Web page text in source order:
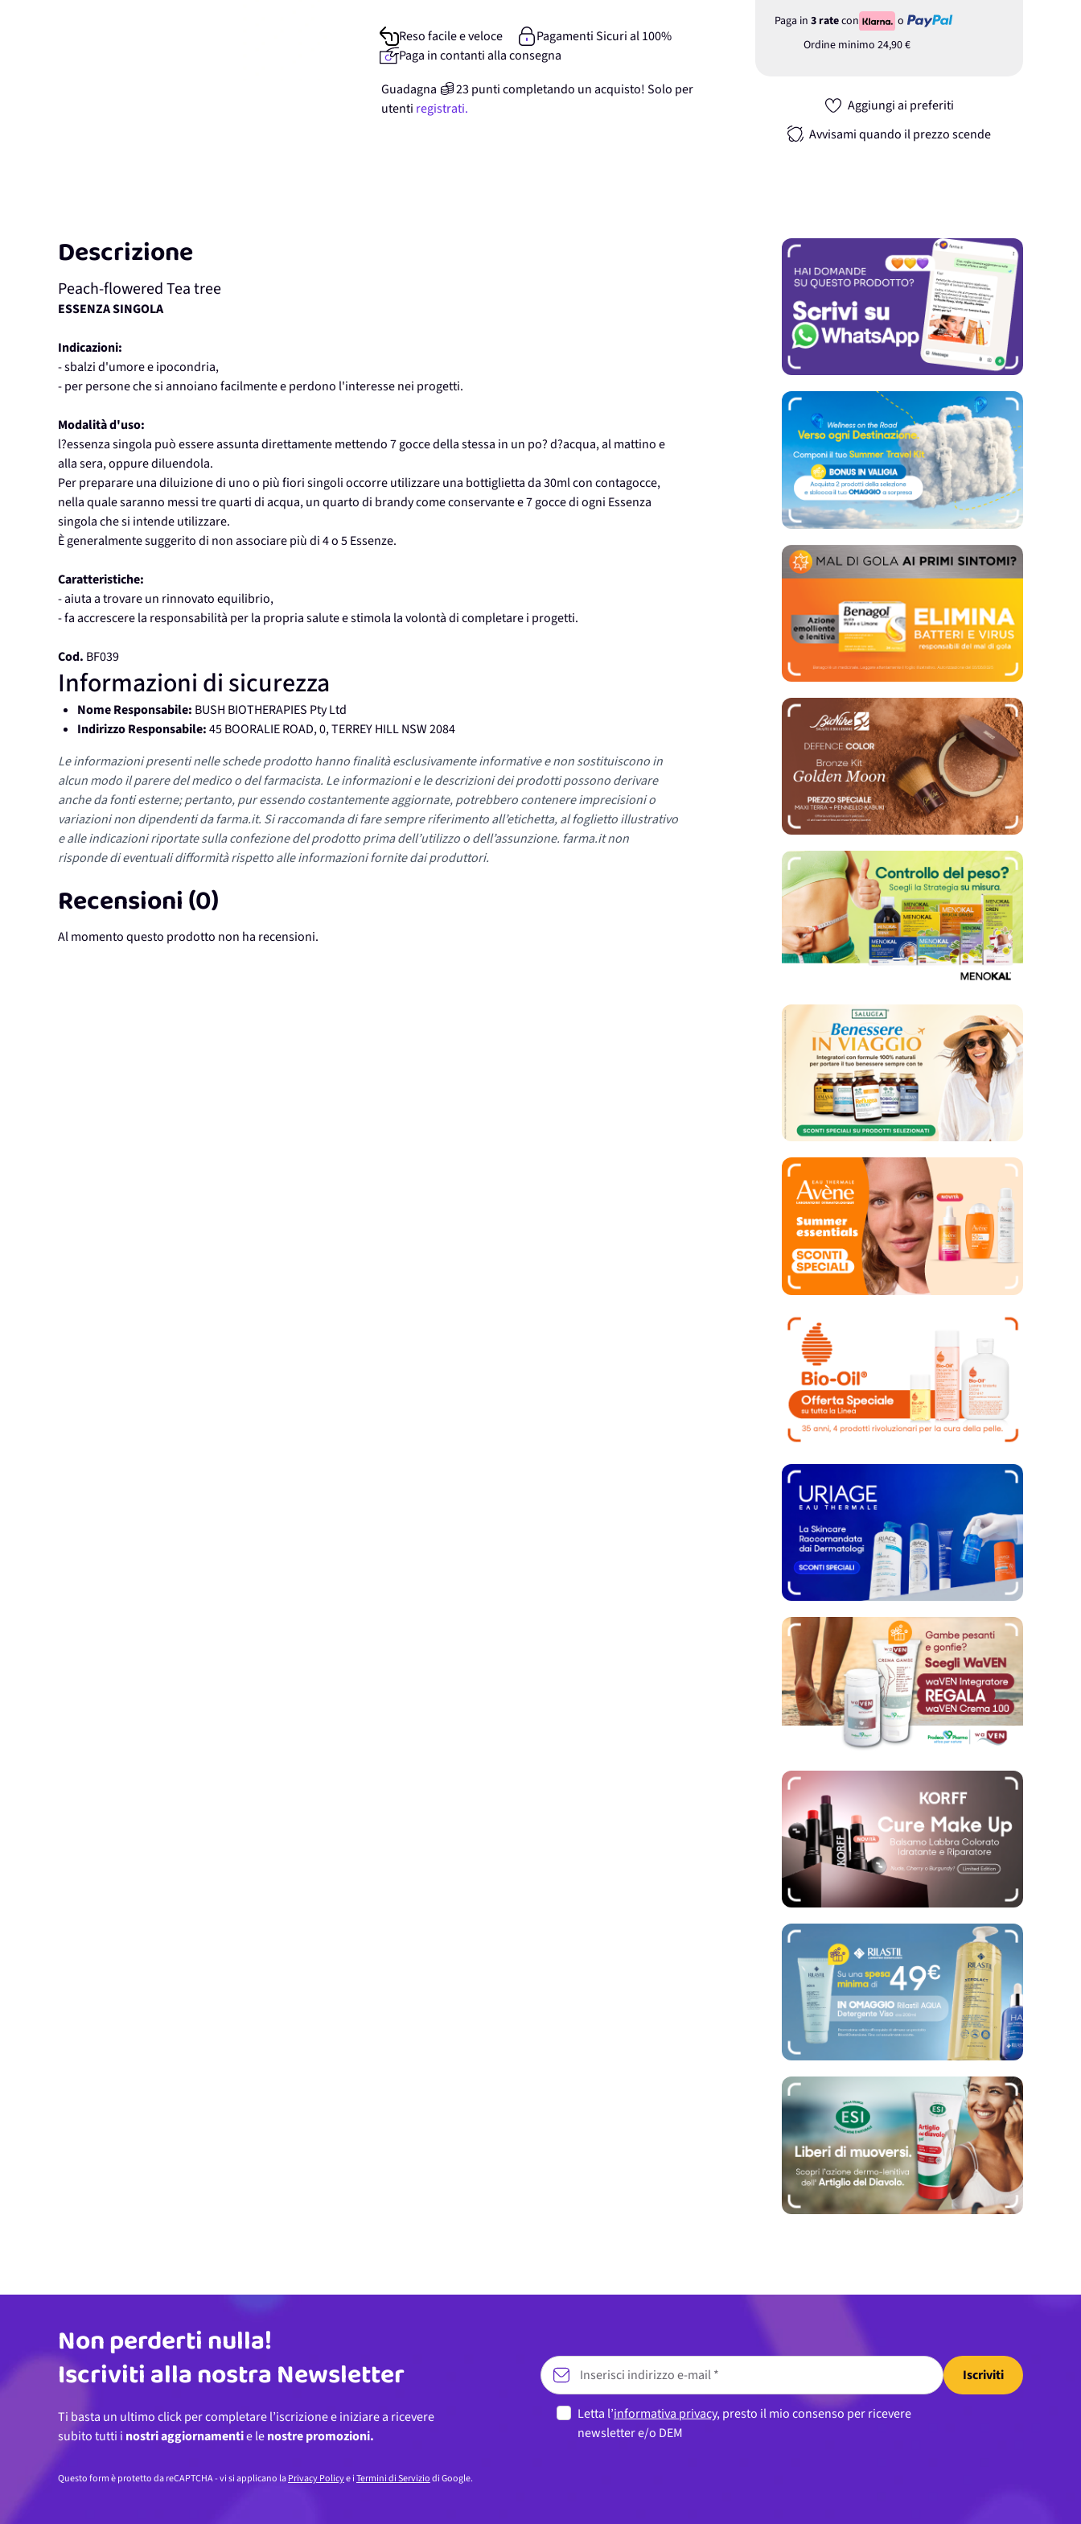
Paga in 3 ratecon
o
Ordine minimo 24,90 €
Aggiungi ai preferiti
Avvisami quando il prezzo scende
Reso facile e veloce
Pagamenti Sicuri al 100%
Paga in contanti alla consegna
Guadagna
23punticompletando un acquisto! Solo per
utenti registrati.
Descrizione
Peach-flowered Tea tree
ESSENZA SINGOLA
Indicazioni:
- sbalzi d'umore e ipocondria,
- per persone che si annoiano facilmente e perdono l'interesse nei progetti.
Modalità d'uso:
l?essenza singola può essere assunta direttamente mettendo 7 gocce della stessa in un po? d?acqua, al mattino e
alla sera, oppure diluendola.
Per preparare una diluizione di uno o più fiori singoli occorre utilizzare una bottiglietta da 30ml con contagocce,
nella quale saranno messi tre quarti di acqua, un quarto di brandy come conservante e 7 gocce di ogni Essenza
singola che si intende utilizzare.
È generalmente suggerito di non associare più di 4 o 5 Essenze.
Caratteristiche:
- aiuta a trovare un rinnovato equilibrio,
- fa accrescere la responsabilità per la propria salute e stimola la volontà di completare i progetti.
Cod. BF039
Informazioni di sicurezza
Nome Responsabile: BUSH BIOTHERAPIES Pty Ltd
Indirizzo Responsabile:45 BOORALIE ROAD, 0, TERREY HILL NSW 2084
Le informazioni presenti nelle schede prodotto hanno finalità esclusivamente informative e non sostituiscono in
alcun modo il parere del medico o del farmacista. Le informazioni e le descrizioni dei prodotti possono derivare
anche da fonti esterne; pertanto, pur essendo costantemente aggiornate, potrebbero contenere imprecisioni o
variazioni non dipendenti da farma.it. Si raccomanda di fare sempre riferimento all’etichetta, al foglietto illustrativo
e alle indicazioni riportate sulla confezione del prodotto prima dell’utilizzo o dell’assunzione. farma.it non
risponde di eventuali difformità rispetto alle informazioni fornite dai produttori.
Recensioni (0)
Al momento questo prodotto non ha recensioni.
Indirizzo email
Non perderti nulla!
Iscriviti alla nostra Newsletter
Ti basta un ultimo click per completare l’iscrizione e iniziare a ricevere
subito tutti i nostri aggiornamentie lenostre promozioni.
Iscriviti
Letta l’informativa privacy, presto il mio consenso per ricevere
newsletter e/o DEM
Questo form è protetto da reCAPTCHA - vi si applicano laPrivacy Policye iTermini di Serviziodi Google.